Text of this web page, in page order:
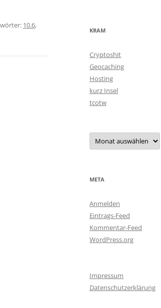
10.6,
KRAM
Cryptoshit
Geocaching
Hosting
kurz Insel
tcotw
Archiv
META
Anmelden
Eintrags-Feed
Kommentar-Feed
WordPress.org
Impressum
Datenschutzerklärung